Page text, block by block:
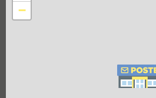
−